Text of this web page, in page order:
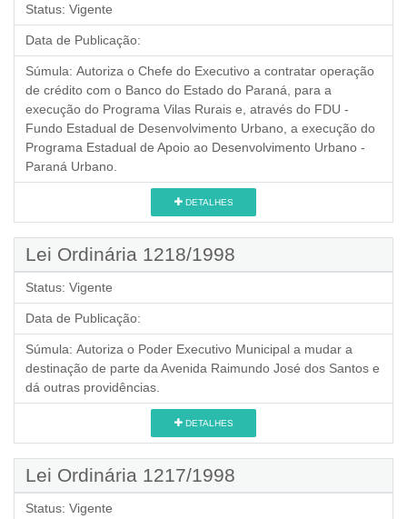
Status: Vigente
Data de Publicação:
Súmula: Autoriza o Chefe do Executivo a contratar operação
de crédito com o Banco do Estado do Paraná, para a
execução do Programa Vilas Rurais e, através do FDU -
Fundo Estadual de Desenvolvimento Urbano, a execução do
Programa Estadual de Apoio ao Desenvolvimento Urbano -
Paraná Urbano.
DETALHES
Lei Ordinária 1218/1998
Status: Vigente
Data de Publicação:
Súmula: Autoriza o Poder Executivo Municipal a mudar a
destinação de parte da Avenida Raimundo José dos Santos e
dá outras providências.
DETALHES
Lei Ordinária 1217/1998
Status: Vigente